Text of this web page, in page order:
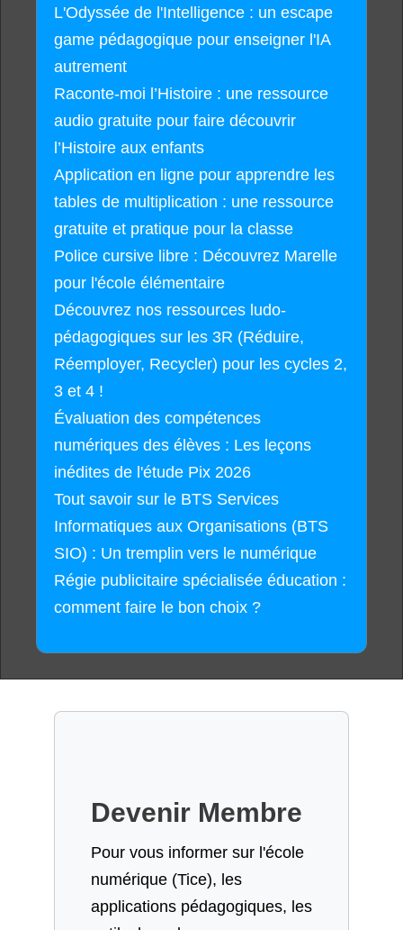
L'Odyssée de l'Intelligence : un escape
game pédagogique pour enseigner l'IA
autrement
Raconte-moi l’Histoire : une ressource
audio gratuite pour faire découvrir
l’Histoire aux enfants
Application en ligne pour apprendre les
tables de multiplication : une ressource
gratuite et pratique pour la classe
Police cursive libre : Découvrez Marelle
pour l'école élémentaire
Découvrez nos ressources ludo-
pédagogiques sur les 3R (Réduire,
Réemployer, Recycler) pour les cycles 2,
3 et 4 !
Évaluation des compétences
numériques des élèves : Les leçons
inédites de l'étude Pix 2026
Tout savoir sur le BTS Services
Informatiques aux Organisations (BTS
SIO) : Un tremplin vers le numérique
Régie publicitaire spécialisée éducation :
comment faire le bon choix ?
Devenir Membre
Pour vous informer sur l'école
numérique (Tice), les
applications pédagogiques, les